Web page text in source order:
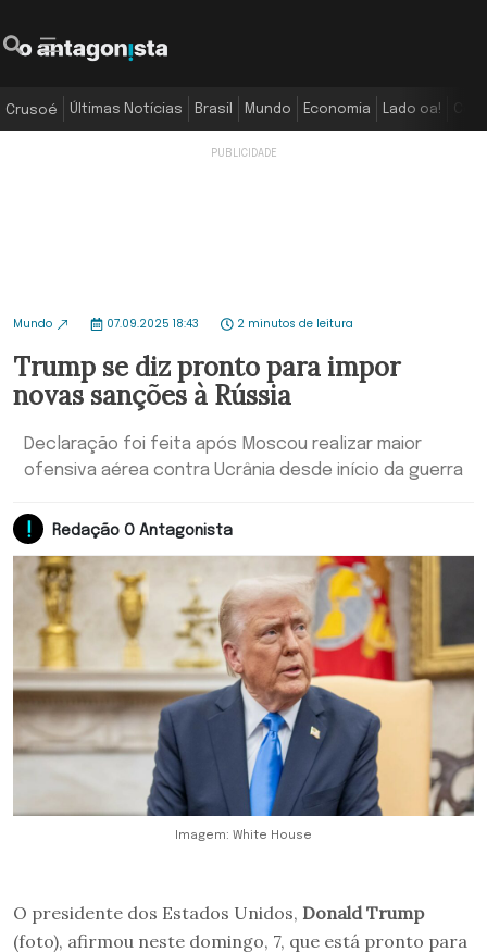
Crusoé Últimas Notícias Brasil Mundo Economia Lado oa!
Mundo 07.09.2025 18:43 2 minutos de leitura
Trump se diz pronto para impor
novas sanções à Rússia
Declaração foi feita após Moscou realizar maior
ofensiva aérea contra Ucrânia desde início da guerra
Redação O Antagonista
Imagem: White House
O presidente dos Estados Unidos, Donald Trump
(foto), afirmou neste domingo, 7, que está pronto para